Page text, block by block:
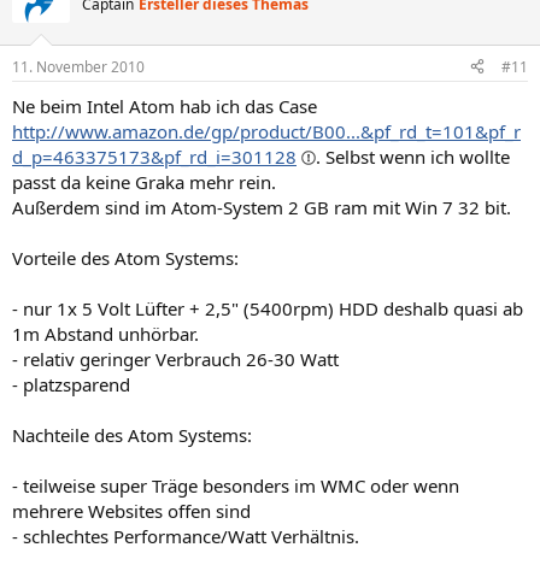
Captain Ersteller dieses Themas
11. November 2010 #11
Ne beim Intel Atom hab ich das Case
http://www.amazon.de/gp/product/B00...&pf_rd_t=101&pf_r
d_p=463375173&pf_rd_i=301128
. Selbst wenn ich wollte
passt da keine Graka mehr rein.
Außerdem sind im Atom-System 2 GB ram mit Win 7 32 bit.
Vorteile des Atom Systems:
- nur 1x 5 Volt Lüfter + 2,5" (5400rpm) HDD deshalb quasi ab
1m Abstand unhörbar.
- relativ geringer Verbrauch 26-30 Watt
- platzsparend
Nachteile des Atom Systems:
- teilweise super Träge besonders im WMC oder wenn
mehrere Websites offen sind
- schlechtes Performance/Watt Verhältnis.